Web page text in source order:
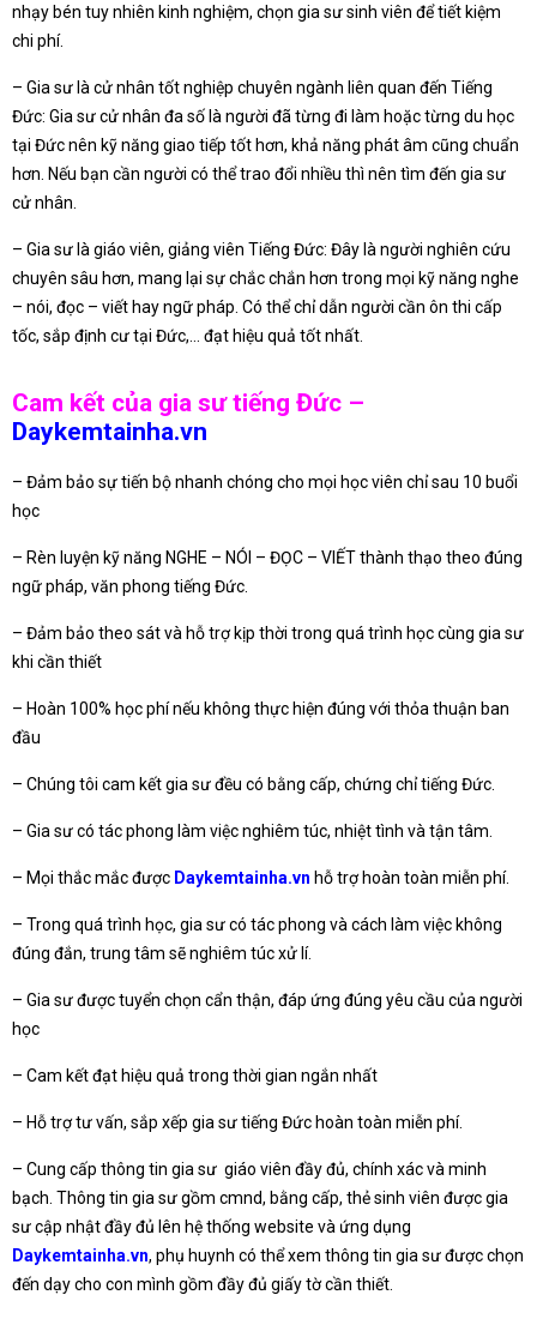
nhạy bén tuy nhiên kinh nghiệm, chọn gia sư sinh viên để tiết kiệm
chi phí.
– Gia sư là cử nhân tốt nghiệp chuyên ngành liên quan đến Tiếng
Đức: Gia sư cử nhân đa số là người đã từng đi làm hoặc từng du học
tại Đức nên kỹ năng giao tiếp tốt hơn, khả năng phát âm cũng chuẩn
hơn. Nếu bạn cần người có thể trao đổi nhiều thì nên tìm đến gia sư
cử nhân.
– Gia sư là giáo viên, giảng viên Tiếng Đức: Đây là người nghiên cứu
chuyên sâu hơn, mang lại sự chắc chắn hơn trong mọi kỹ năng nghe
– nói, đọc – viết hay ngữ pháp. Có thể chỉ dẫn người cần ôn thi cấp
tốc, sắp định cư tại Đức,… đạt hiệu quả tốt nhất.
Cam kết của gia sư tiếng Đức –
Daykemtainha.vn
– Đảm bảo sự tiến bộ nhanh chóng cho mọi học viên chỉ sau 10 buổi
học
– Rèn luyện kỹ năng NGHE – NÓI – ĐỌC – VIẾT thành thạo theo đúng
ngữ pháp, văn phong tiếng Đức.
– Đảm bảo theo sát và hỗ trợ kịp thời trong quá trình học cùng gia sư
khi cần thiết
– Hoàn 100% học phí nếu không thực hiện đúng với thỏa thuận ban
đầu
– Chúng tôi cam kết gia sư đều có bằng cấp, chứng chỉ tiếng Đức.
– Gia sư có tác phong làm việc nghiêm túc, nhiệt tình và tận tâm.
– Mọi thắc mắc được Daykemtainha.vn hỗ trợ hoàn toàn miễn phí.
– Trong quá trình học, gia sư có tác phong và cách làm việc không
đúng đắn, trung tâm sẽ nghiêm túc xử lí.
– Gia sư được tuyển chọn cẩn thận, đáp ứng đúng yêu cầu của người
học
– Cam kết đạt hiệu quả trong thời gian ngắn nhất
– Hỗ trợ tư vấn, sắp xếp gia sư tiếng Đức hoàn toàn miễn phí.
– Cung cấp thông tin gia sư giáo viên đầy đủ, chính xác và minh
bạch. Thông tin gia sư gồm cmnd, bằng cấp, thẻ sinh viên được gia
sư cập nhật đầy đủ lên hệ thống website và ứng dụng
Daykemtainha.vn, phụ huynh có thể xem thông tin gia sư được chọn
đến dạy cho con mình gồm đầy đủ giấy tờ cần thiết.